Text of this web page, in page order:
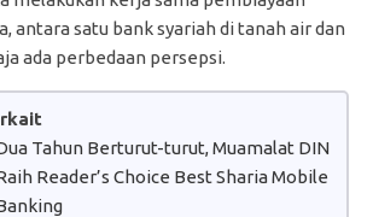
antara satu bank syariah di tanah air dan
ada perbedaan persepsi.
Tahun Berturut-turut, Muamalat DIN
Reader’s Choice Best Sharia Mobile